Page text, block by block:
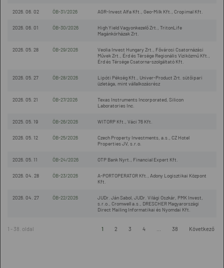
2026. 06. 02 ÖB-31/2026 AGR-Invest Alfa Kft., Geo-Milk Kft., Cropimal Kft.
2026. 06. 01 ÖB-30/2026
High Yield Vagyonkezelő Zrt., TritonLife
Magánkórházak Zrt.
2026. 05. 28 ÖB-29/2026
Veolia Invest Hungary Zrt., Fővárosi Csatornázási
Művek Zrt., Érd és Térsége Regionális Víziközmű Kft.,
Érd és Térsége Csatorna-szolgáltató Kft.
2026. 05. 27 ÖB-28/2026
Lipóti Pékség Kft., Univer-Product Zrt. sütőipari
üzletága, mint vállalkozásrész
2026. 05. 21 ÖB-27/2026
Texas Instruments Incorporated, Silicon
Laboratories Inc.
2025. 05. 19 ÖB-26/2026 WITORP Kft., Váci 76 Kft.
2026. 05. 12 ÖB-25/2026
Czech Property Investments, a.s., CZ Hotel
Properties JV, s.r.o.
2026. 05. 11 ÖB-24/2026 OTP Bank Nyrt., Financial Expert Kft.
2026. 04. 28 ÖB-23/2026
A-PORTOPERATOR Kft., Adony Logisztikai Központ
Kft.
2026. 04. 27 ÖB-22/2026
JUDr. Ján Sabol, JUDr. Világi Oszkár, PMK Invest,
s.r.o., Cromwell a.s., DRESCHER Magyarországi
Direct Mailing Informatikai és Nyomdai Kft.
1 - 38. oldal 1 2 3 4 38 Következő